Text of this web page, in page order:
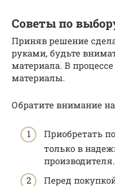
Советы по
Приняв решение
руками, будьте
материала. В
материалы.
Обратите внимание
Приобретать
только в
производителя.
Перед